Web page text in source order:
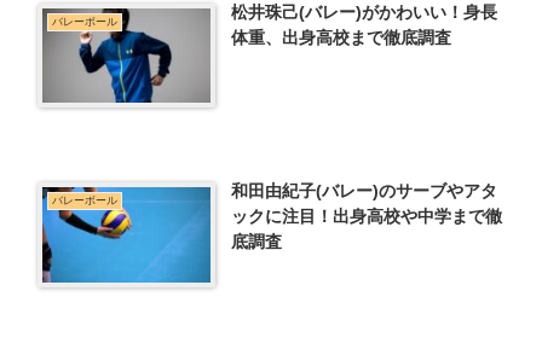
バレーボール
松井珠己(バレー)がかわいい！身長
体重、出身高校まで徹底調査
バレーボール
和田由紀子(バレー)のサーブやアタ
ックに注目！出身高校や中学まで徹
底調査